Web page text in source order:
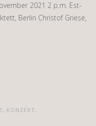
2021 2 p.m. Est-
Berlin Christof Griese,
, KONZERT ,